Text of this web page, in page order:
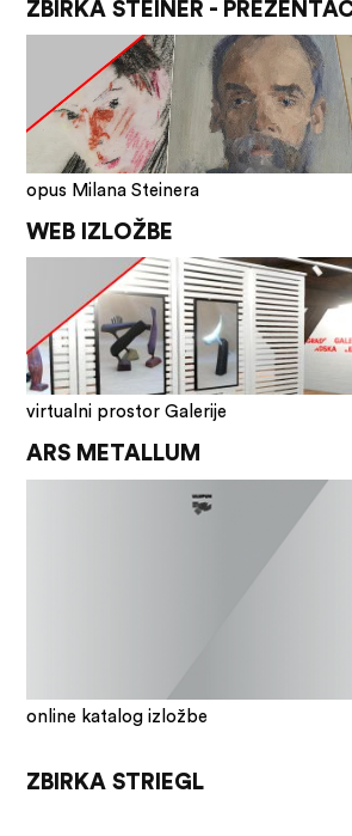
ZBIRKA STEINER -
opus Milana Steinera
WEB IZLOŽBE
virtualni prostor Galerije
ARS METALLUM
online katalog izložbe
ZBIRKA STRIEGL